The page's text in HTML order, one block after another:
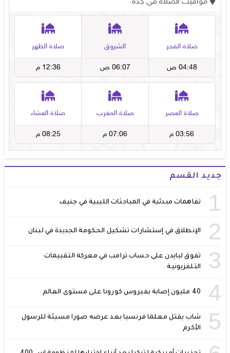
جديد القسم
1 تفاهمات مبدئية في المباحثات الليبية في جنيف
2 الإنطلاق في إستشارات تشكيل الحكومة الجديدة في لبنان
3
تفوق لبايدن على حساب ترامب في معركة التقييمات
التلفزيونية
4 40 مليون إصابة بفيروس كورونا على مستوى العالم
5
شاب يقتل معلما فرنسيا بعد عرضه صورا مسيئة للرسول
الأكرم